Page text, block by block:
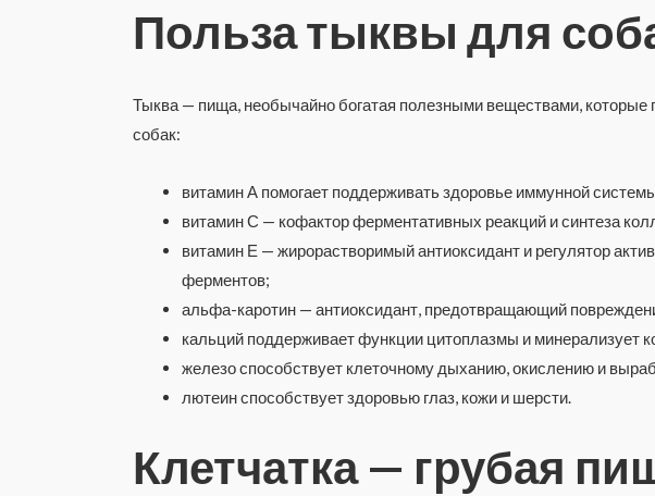
Польза тыквы для
Тыква — пища, необычайно богатая полезными веществами, которые
собак:
витамин А помогает поддерживать здоровье иммунной
витамин С — кофактор ферментативных реакций и синтеза
витамин Е — жирорастворимый антиоксидант и регулятор
ферментов;
альфа-каротин — антиоксидант, предотвращающий
кальций поддерживает функции цитоплазмы и минерализует
железо способствует клеточному дыханию, окислению и
лютеин способствует здоровью глаз, кожи и шерсти.
Клетчатка — грубая